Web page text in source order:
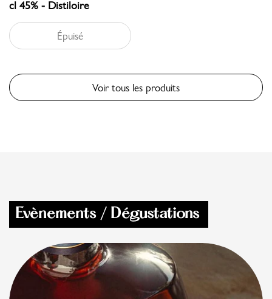
cl 45% - Distiloire
Épuisé
Voir tous les produits
Evènements / Dégustations